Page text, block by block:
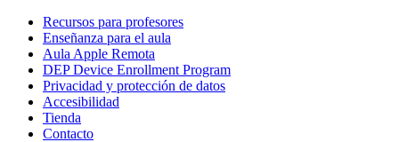
Recursos para profesores
Enseñanza para el aula
Aula Apple Remota
DEP Device Enrollment Program
Privacidad y protección de datos
Accesibilidad
Tienda
Contacto